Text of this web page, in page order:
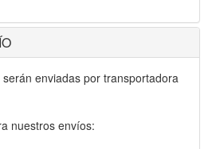
enviadas por transportadora
nuestros envíos: